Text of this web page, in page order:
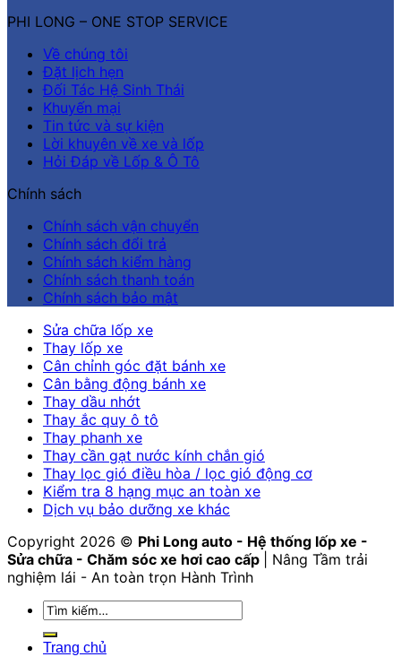
PHI LONG – ONE STOP SERVICE
Về chúng tôi
Đặt lịch hẹn
Đối Tác Hệ Sinh Thái
Khuyến mại
Tin tức và sự kiện
Lời khuyên về xe và lốp
Hỏi Đáp về Lốp & Ô Tô
Chính sách
Chính sách vận chuyển
Chính sách đổi trả
Chính sách kiểm hàng
Chính sách thanh toán
Chính sách bảo mật
Sửa chữa lốp xe
Thay lốp xe
Cân chỉnh góc đặt bánh xe
Cân bằng động bánh xe
Thay dầu nhớt
Thay ắc quy ô tô
Thay phanh xe
Thay cần gạt nước kính chắn gió
Thay lọc gió điều hòa / lọc gió động cơ
Kiểm tra 8 hạng mục an toàn xe
Dịch vụ bảo dưỡng xe khác
Copyright 2026 © Phi Long auto - Hệ thống lốp xe -
Sửa chữa - Chăm sóc xe hơi cao cấp
| Nâng Tầm trải
nghiệm lái - An toàn trọn Hành Trình
Tìm
Trang chủ